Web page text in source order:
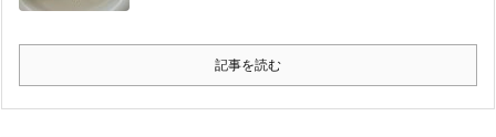
記事を読む